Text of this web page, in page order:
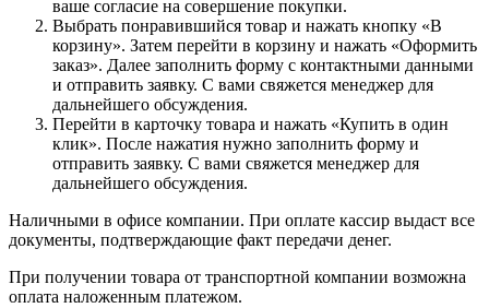
ваше согласие на совершение покупки.
Выбрать понравившийся товар и нажать кнопку «В
корзину». Затем перейти в корзину и нажать «Оформить
заказ». Далее заполнить форму с контактными данными
и отправить заявку. С вами свяжется менеджер для
дальнейшего обсуждения.
Перейти в карточку товара и нажать «Купить в один
клик». После нажатия нужно заполнить форму и
отправить заявку. С вами свяжется менеджер для
дальнейшего обсуждения.
Наличными в офисе компании. При оплате кассир выдаст все
документы, подтверждающие факт передачи денег.
При получении товара от транспортной компании возможна
оплата наложенным платежом.